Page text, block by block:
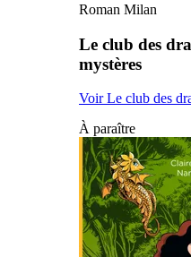
Roman Milan
Le club des
mystères
Voir Le club des
À paraître